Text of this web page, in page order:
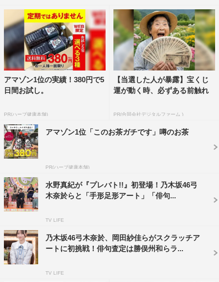
斉藤は前回7・5・5の句を読んで才能アリ査定。俳句教室
に通う母親に褒められたといい、今回も上位を目指す。お
題は、実体験を込めやすいと皆が口をそろえた「遊園
地」。季語を主役に立てているかで順位をつけた、と夏井
先生は語ったが、果たして下克上は起きたのか。
「永世名人、句集完成への道！」には千原ジュニアとフル
は「締めの一句」を披露する。
『プレバト!!』©MBS
アマゾン1位の実績！380円で5
日間お試し。
PR(ハーブ健康本舗)
【当選した人が暴露】宝くじ
運が動く時、必ずある前触れ
PR(合同会社デジタルファーム )
アマゾン1位「このお茶ガチです」噂のお茶
PR(ハーブ健康本舗)
水野真紀が『プレバト!!』初登場！乃木坂46弓
木奈於らと「手形足形アート」「俳句...
TV LIFE
乃木坂46弓木奈於、岡田紗佳らがスクラッチア
ートに初挑戦！俳句査定は勝俣州和らラ...
TV LIFE